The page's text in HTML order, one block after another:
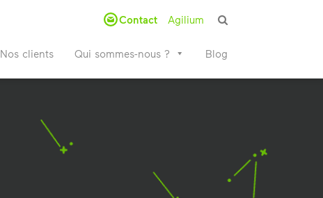
Contact Agilium
Nos clients Qui sommes-nous ? Blog